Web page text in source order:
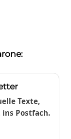
Texte,
Postfach.